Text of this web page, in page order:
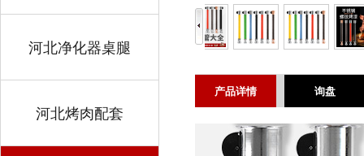
河北净化器桌腿
河北烤肉配套
产品详情 询盘